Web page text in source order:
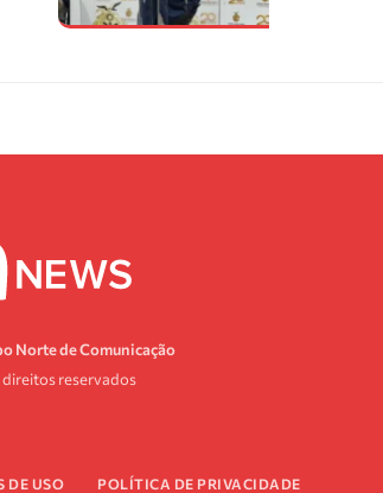
Norte de Comunicação
direitos reservados
DE USO POLÍTICA DE PRIVACIDADE